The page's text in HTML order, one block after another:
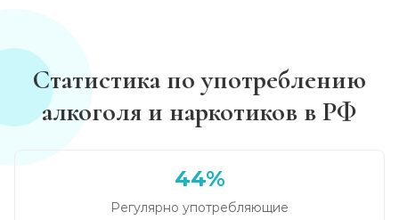
Статистика по употреблению
алкоголя и наркотиков в РФ
44%
Регулярно употребляющие